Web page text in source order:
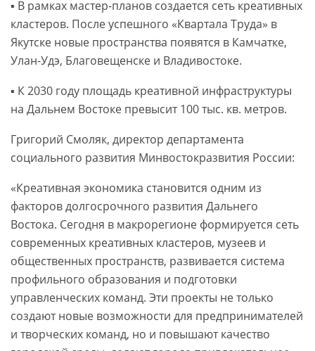
▪️ В рамках мастер-планов создается сеть креативных
кластеров. После успешного «Квартала Труда» в
Якутске новые пространства появятся в Камчатке,
Улан-Удэ, Благовещенске и Владивостоке.
▪️ К 2030 году площадь креативной инфраструктуры
на Дальнем Востоке превысит 100 тыс. кв. метров.
Григорий Смоляк, директор департамента
социального развития Минвостокразвития России:
«Креативная экономика становится одним из
факторов долгосрочного развития Дальнего
Востока. Сегодня в макрорегионе формируется сеть
современных креативных кластеров, музеев и
общественных пространств, развивается система
профильного образования и подготовки
управленческих команд. Эти проекты не только
создают новые возможности для предпринимателей
и творческих команд, но и повышают качество